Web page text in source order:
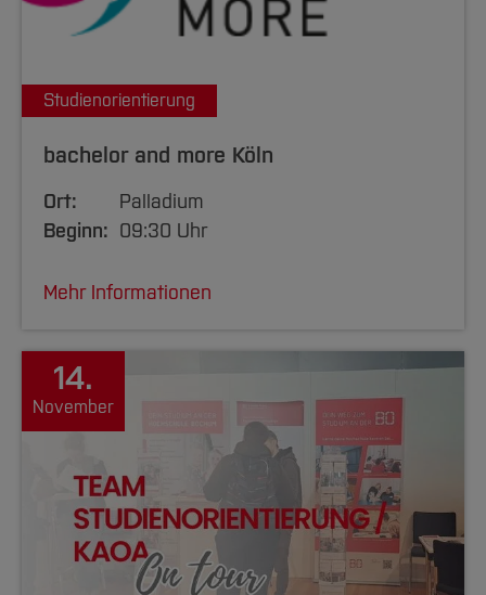
Studienorientierung
bachelor and more Köln
Ort:
Palladium
Beginn: 09:30 Uhr
Mehr Informationen
14.
November